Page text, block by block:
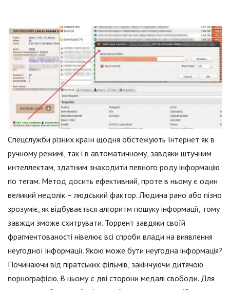
Спецслужби різних країн щодня обстежують Інтернет як в
ручному режимі, так і в автоматичному, завдяки штучним
интеллектам, здатним знаходити певного роду інформацію
по тегам. Метод досить ефективний, проте в ньому є один
великий недолік – людський фактор. Людина рано або пізно
зрозуміє, як відбувається алгоритм пошуку інформації, тому
завжди зможе схитрувати. Торрент завдяки своїй
фрагментованості нівелює всі спроби влади на виявлення
неугодної інформації. Якою може бути неугодна інформація?
Починаючи від піратських фільмів, закінчуючи дитячою
порнографією. В цьому є дві сторони медалі свободи. Для